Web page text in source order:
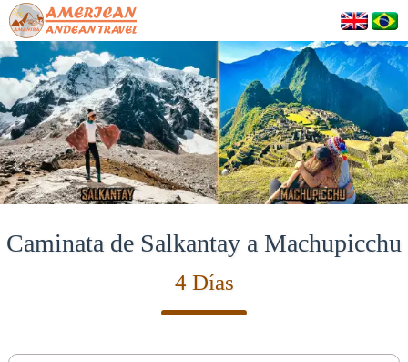
Caminata de Salkantay a Machupicchu
4 Días